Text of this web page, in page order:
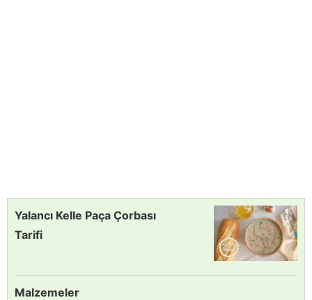
Yalancı Kelle Paça Çorbası
Tarifi
Malzemeler